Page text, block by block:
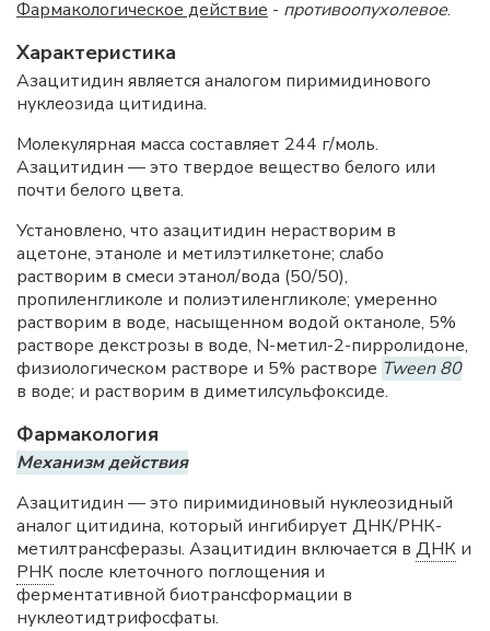
Фармакологическое действие - противоопухолевое.
Характеристика
Азацитидин является аналогом пиримидинового
нуклеозида цитидина.
Молекулярная масса составляет 244 г/моль.
Азацитидин — это твердое вещество белого или
почти белого цвета.
Установлено, что азацитидин нерастворим в
ацетоне, этаноле и метилэтилкетоне; слабо
растворим в смеси этанол/вода (50/50),
пропиленгликоле и полиэтиленгликоле; умеренно
растворим в воде, насыщенном водой октаноле, 5%
растворе декстрозы в воде, N-метил-2-пирролидоне,
физиологическом растворе и 5% растворе Tween 80
в воде; и растворим в диметилсульфоксиде.
Фармакология
Механизм действия
Азацитидин — это пиримидиновый нуклеозидный
аналог цитидина, который ингибирует ДНК/РНК-
метилтрансферазы. Азацитидин включается в ДНК и
РНК после клеточного поглощения и
ферментативной биотрансформации в
нуклеотидтрифосфаты.